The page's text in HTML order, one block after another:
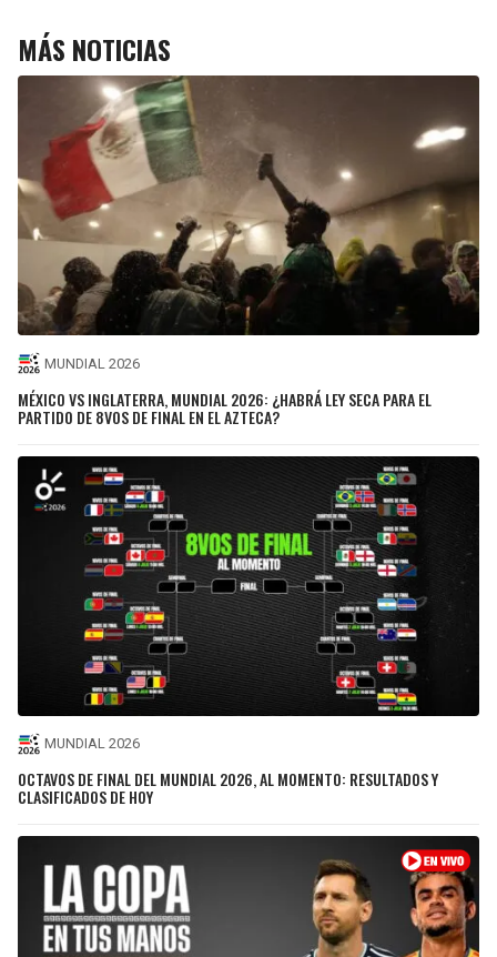
MÁS NOTICIAS
MUNDIAL 2026
MÉXICO VS INGLATERRA, MUNDIAL 2026: ¿HABRÁ LEY SECA PARA EL
PARTIDO DE 8VOS DE FINAL EN EL AZTECA?
MUNDIAL 2026
OCTAVOS DE FINAL DEL MUNDIAL 2026, AL MOMENTO: RESULTADOS Y
CLASIFICADOS DE HOY